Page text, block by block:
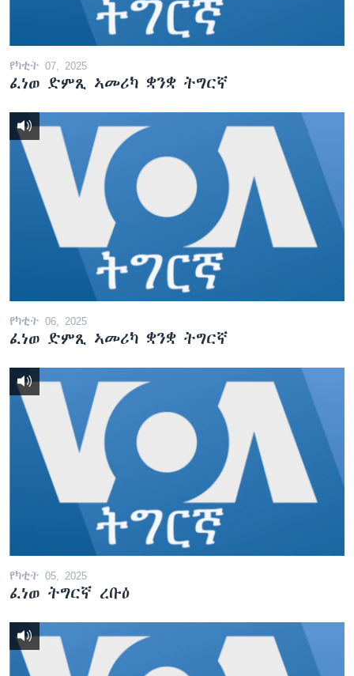
የካቲት 07, 2025
ፈነወ ድምጺ ኣመሪካ ቋንቋ ትግርኛ
የካቲት 06, 2025
ፈነወ ድምጺ ኣመሪካ ቋንቋ ትግርኛ
የካቲት 05, 2025
ፈነወ ትግርኛ ረቡዕ